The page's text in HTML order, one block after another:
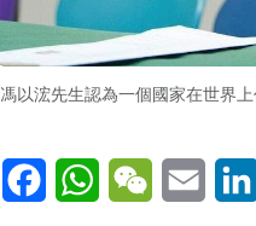
馮以浤先生認為一個國家在世界
FacebookWhatsAppWeChatEmail